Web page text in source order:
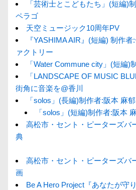
「芸術士とこどもたち」(短編)
ペラゴ
天空ミュージック10周年PV
『YASHIMA AIR』(短編) 制作
ァクトリー
「Water Commune city」(短編)
「LANDSCAPE OF MUSIC
街角に音楽を@香川
「solos」(長編)制作者:阪本 麻郁
「solos」(短編)制作者:阪本
高松市・セント・ピーターズバ
典
高松市・セント・ピーターズバ
画
Be A Hero Project『あなたが守